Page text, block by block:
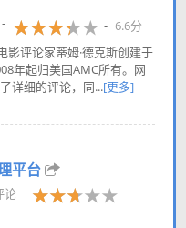
6.6分
评论家蒂姆·德克斯创建于
年起归美国AMC所有。网
详细的评论，同...[更多]
平台
论